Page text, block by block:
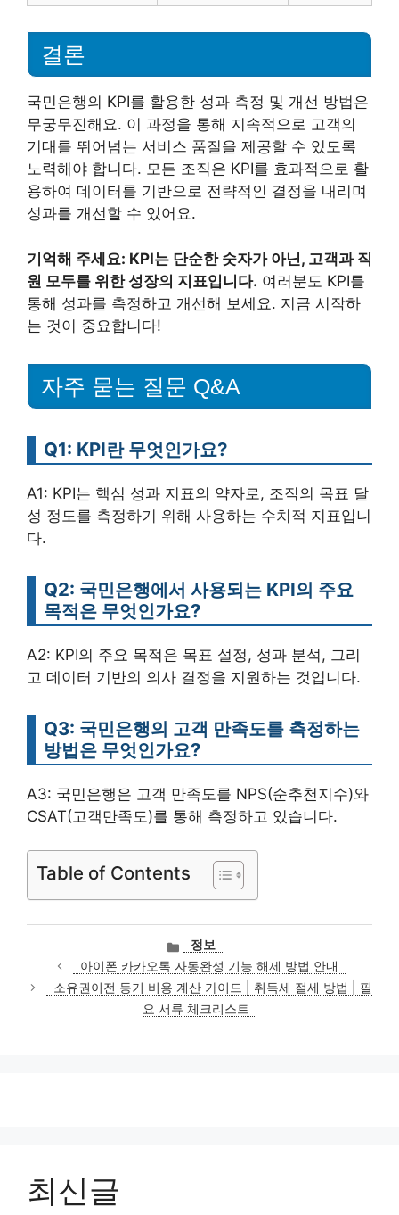
결론
국민은행의 KPI를 활용한 성과 측정 및 개선 방법은
무궁무진해요. 이 과정을 통해 지속적으로 고객의
기대를 뛰어넘는 서비스 품질을 제공할 수 있도록
노력해야 합니다. 모든 조직은 KPI를 효과적으로 활
용하여 데이터를 기반으로 전략적인 결정을 내리며
성과를 개선할 수 있어요.
기억해 주세요: KPI는 단순한 숫자가 아닌, 고객과 직
원 모두를 위한 성장의 지표입니다. 여러분도 KPI를
통해 성과를 측정하고 개선해 보세요. 지금 시작하
는 것이 중요합니다!
자주 묻는 질문 Q&A
Q1: KPI란 무엇인가요?
A1: KPI는 핵심 성과 지표의 약자로, 조직의 목표 달
성 정도를 측정하기 위해 사용하는 수치적 지표입니
다.
Q2: 국민은행에서 사용되는 KPI의 주요
목적은 무엇인가요?
A2: KPI의 주요 목적은 목표 설정, 성과 분석, 그리
고 데이터 기반의 의사 결정을 지원하는 것입니다.
Q3: 국민은행의 고객 만족도를 측정하는
방법은 무엇인가요?
A3: 국민은행은 고객 만족도를 NPS(순추천지수)와
CSAT(고객만족도)를 통해 측정하고 있습니다.
Table of Contents
카
테
고
리
정보
아이폰 카카오톡 자동완성 기능 해제 방법 안내
소유권이전 등기 비용 계산 가이드 | 취득세 절세 방법 | 필
요 서류 체크리스트
최신글